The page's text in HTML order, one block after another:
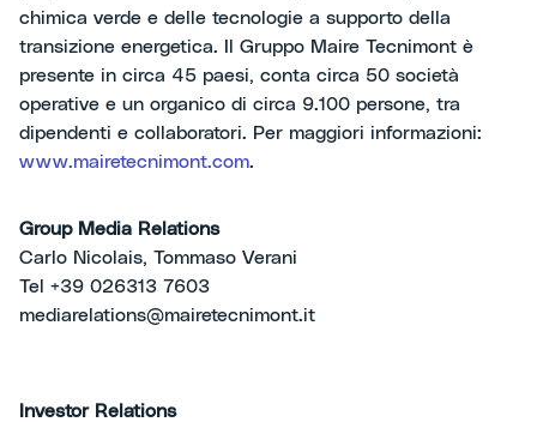
chimica verde e delle tecnologie a supporto della
transizione energetica. Il Gruppo Maire Tecnimont è
presente in circa 45 paesi, conta circa 50 società
operative e un organico di circa 9.100 persone, tra
dipendenti e collaboratori. Per maggiori informazioni:
www.mairetecnimont.com.
Group Media Relations
Carlo Nicolais, Tommaso Verani
Tel +39 026313 7603
mediarelations@mairetecnimont.it
Investor Relations